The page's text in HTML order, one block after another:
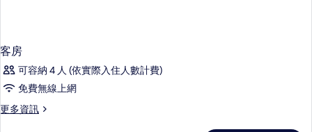
客房
可容納 4 人 (依實際入住人數計費)
免費無線上網
更多資訊
更